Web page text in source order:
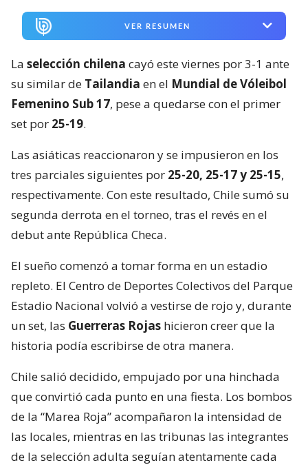
VER RESUMEN
La selección chilena cayó este viernes por 3-1 ante
su similar de Tailandia en el Mundial de Vóleibol
Femenino Sub 17, pese a quedarse con el primer
set por 25-19.
Las asiáticas reaccionaron y se impusieron en los
tres parciales siguientes por 25-20, 25-17 y 25-15,
respectivamente. Con este resultado, Chile sumó su
segunda derrota en el torneo, tras el revés en el
debut ante República Checa.
El sueño comenzó a tomar forma en un estadio
repleto. El Centro de Deportes Colectivos del Parque
Estadio Nacional volvió a vestirse de rojo y, durante
un set, las Guerreras Rojas hicieron creer que la
historia podía escribirse de otra manera.
Chile salió decidido, empujado por una hinchada
que convirtió cada punto en una fiesta. Los bombos
de la “Marea Roja” acompañaron la intensidad de
las locales, mientras en las tribunas las integrantes
de la selección adulta seguían atentamente cada